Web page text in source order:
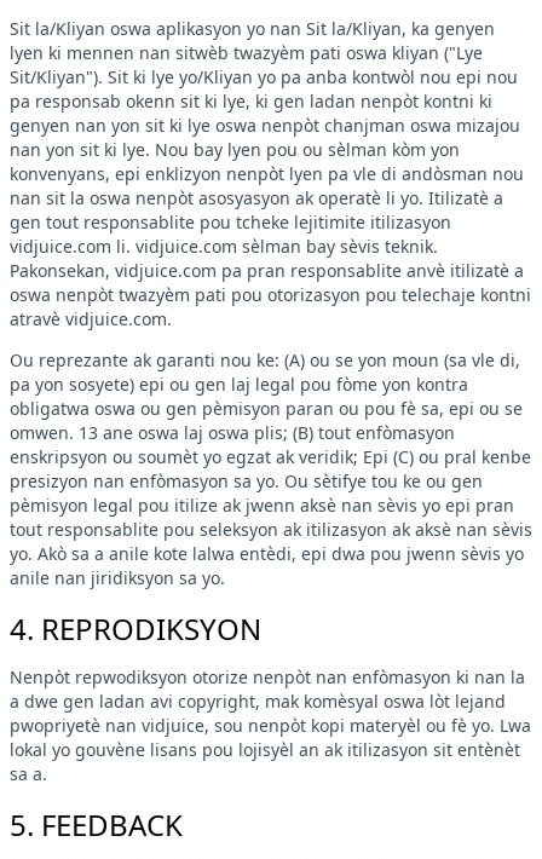
Sit la/Kliyan oswa aplikasyon yo nan Sit la/Kliyan, ka genyen
lyen ki mennen nan sitwèb twazyèm pati oswa kliyan ("Lye
Sit/Kliyan"). Sit ki lye yo/Kliyan yo pa anba kontwòl nou epi nou
pa responsab okenn sit ki lye, ki gen ladan nenpòt kontni ki
genyen nan yon sit ki lye oswa nenpòt chanjman oswa mizajou
nan yon sit ki lye. Nou bay lyen pou ou sèlman kòm yon
konvenyans, epi enklizyon nenpòt lyen pa vle di andòsman nou
nan sit la oswa nenpòt asosyasyon ak operatè li yo. Itilizatè a
gen tout responsablite pou tcheke lejitimite itilizasyon
vidjuice.com li. vidjuice.com sèlman bay sèvis teknik.
Pakonsekan, vidjuice.com pa pran responsablite anvè itilizatè a
oswa nenpòt twazyèm pati pou otorizasyon pou telechaje kontni
atravè vidjuice.com.
Ou reprezante ak garanti nou ke: (A) ou se yon moun (sa vle di,
pa yon sosyete) epi ou gen laj legal pou fòme yon kontra
obligatwa oswa ou gen pèmisyon paran ou pou fè sa, epi ou se
omwen. 13 ane oswa laj oswa plis; (B) tout enfòmasyon
enskripsyon ou soumèt yo egzat ak veridik; Epi (C) ou pral kenbe
presizyon nan enfòmasyon sa yo. Ou sètifye tou ke ou gen
pèmisyon legal pou itilize ak jwenn aksè nan sèvis yo epi pran
tout responsablite pou seleksyon ak itilizasyon ak aksè nan sèvis
yo. Akò sa a anile kote lalwa entèdi, epi dwa pou jwenn sèvis yo
anile nan jiridiksyon sa yo.
4. REPRODIKSYON
Nenpòt repwodiksyon otorize nenpòt nan enfòmasyon ki nan la
a dwe gen ladan avi copyright, mak komèsyal oswa lòt lejand
pwopriyetè nan vidjuice, sou nenpòt kopi materyèl ou fè yo. Lwa
lokal yo gouvène lisans pou lojisyèl an ak itilizasyon sit entènèt
sa a.
5. FEEDBACK